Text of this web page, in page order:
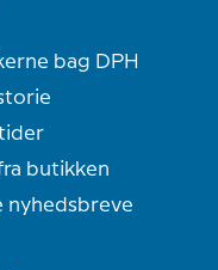
bag DPH
butikken
nyhedsbreve